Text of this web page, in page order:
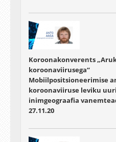
Koroonakonverents
koroonaviirusega“
Mobiilpositsioneerimise
koroonaviiruse leviku
inimgeograafia
27.11.20